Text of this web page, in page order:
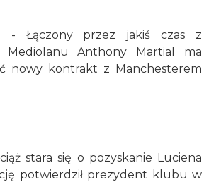
- Łączony przez jakiś czas z
Mediolanu Anthony Martial ma
nowy kontrakt z Manchesterem
stara się o pozyskanie Luciena
potwierdził prezydent klubu w